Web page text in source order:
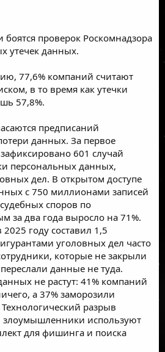
боятся проверок Роскомнадзора
утечек данных.
77,6% компаний считают
в то время как утечки
57,8%.
предписаний
данных. За первое
601 случай
персональных данных,
дел. В открытом доступе
с 750 миллионами записей
споров по
за два года выросло на 71%.
году составил 1,5
уголовных дел часто
которые не закрыли
данные не туда.
не растут: 41% компаний
а 37% заморозили
разрыв
злоумышленники используют
для фишинга и поиска